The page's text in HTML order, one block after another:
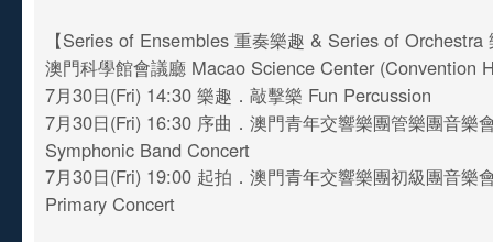
【Series of Ensembles 重奏樂趣 & Series of Orchestra
澳門科學館會議廳 Macao Science Center (Convention
7月30日(Fri) 14:30 樂趣．敲擊樂 Fun Percussion
7月30日(Fri) 16:30 序曲．澳門青年交響樂團管樂團音樂
Symphonic Band Concert
7月30日(Fri) 19:00 起拍．澳門青年交響樂團初級團音樂
Primary Concert